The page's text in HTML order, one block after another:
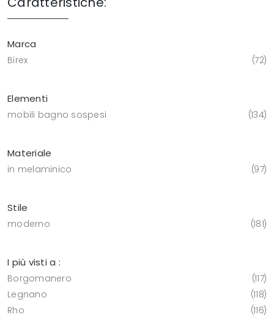
Marca
Birex 72
Elementi
mobili bagno sospesi 134
Materiale
in melaminico 97
Stile
moderno 181
I più visti a :
Borgomanero
117
Legnano
118
Rho
116